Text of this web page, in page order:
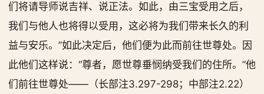
们将请导师说吉祥、说正法。如此，由三宝受用之后，
我们与他人也将得以受用，这必将为我们带来长久的利
益与安乐。”如此决定后，他们便为此而前往世尊处。因
此他们这样说：“尊者，愿世尊垂悯纳受我们的住所。”他
们前往世尊处——（长部注3.297-298；中部注2.22）